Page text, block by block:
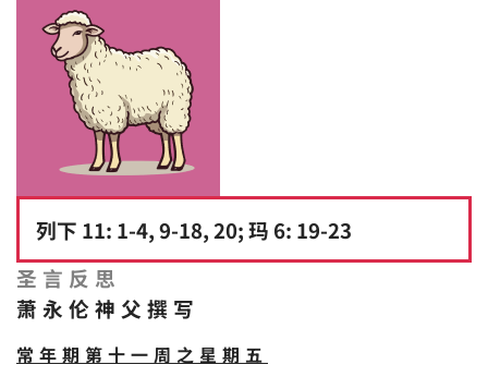
列下 11: 1-4, 9-18, 20; 玛 6: 19-23
圣言反思
萧永伦神父撰写
常年期第十一周之星期五